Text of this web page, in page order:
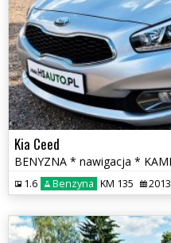
Kia Ceed
1.6 Benzyna KM 135 2013